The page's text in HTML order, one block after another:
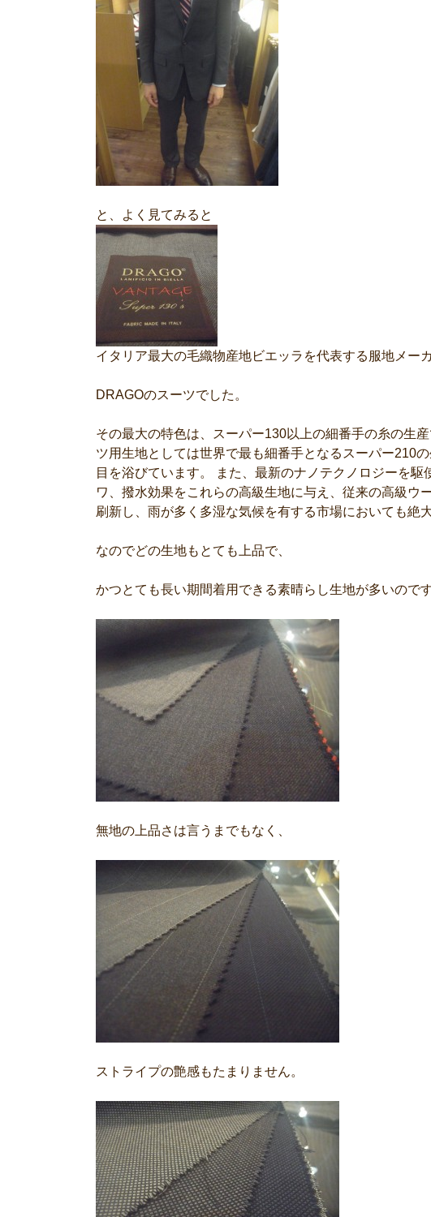
と、よく見てみると
イタリア最大の毛織物産地ビエッラを代表する服地メーカ
DRAGOのスーツでした。
その最大の特色は、スーパー130以上の細番手の糸の生
ツ用生地としては世界で最も細番手となるスーパー210
目を浴びています。 また、最新のナノテクノロジーを
ワ、撥水効果をこれらの高級生地に与え、従来の高級ウ
刷新し、雨が多く多湿な気候を有する市場においても絶
なのでどの生地もとても上品で、
かつとても長い期間着用できる素晴らし生地が多いのです
無地の上品さは言うまでもなく、
ストライプの艶感もたまりません。